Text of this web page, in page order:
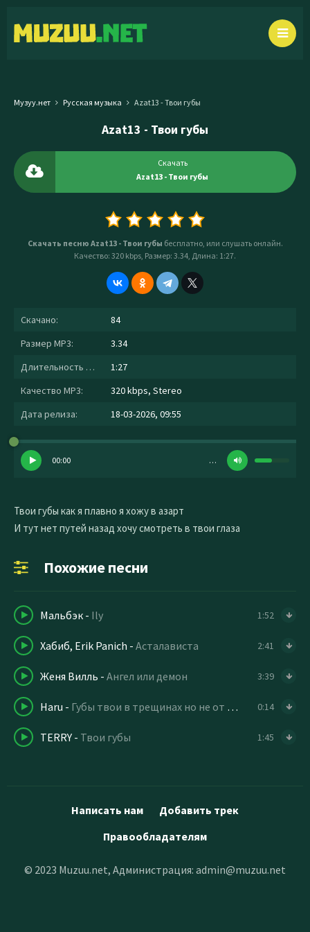
Музуу.нет Русская музыка Azat13 - Твои губы
Azat13 - Твои губы
Скачать
Azat13 - Твои губы
Скачать песню Azat13 - Твои губы бесплатно, или слушать онлайн.
Качество: 320 kbps, Размер: 3.34, Длина: 1:27.
Скачано:
84
Размер MP3:
3.34
Длительность MP3:
1:27
Качество MP3:
320 kbps, Stereo
Дата релиза:
18-03-2026, 09:55
00:00 …
Твои губы как я плавно я хожу в азарт
И тут нет путей назад хочу смотреть в твои глаза
Похожие песни
Мальбэк - Ily 1:52
Хабиб, Erik Panich - Асталависта 2:41
Женя Вилль - Ангел или демон 3:39
Haru - Губы твои в трещинах но не от мороза 0:14
TERRY - Твои губы 1:45
Написать нам
Добавить трек
Правообладателям
© 2023 Muzuu.net, Администрация: admin@muzuu.net